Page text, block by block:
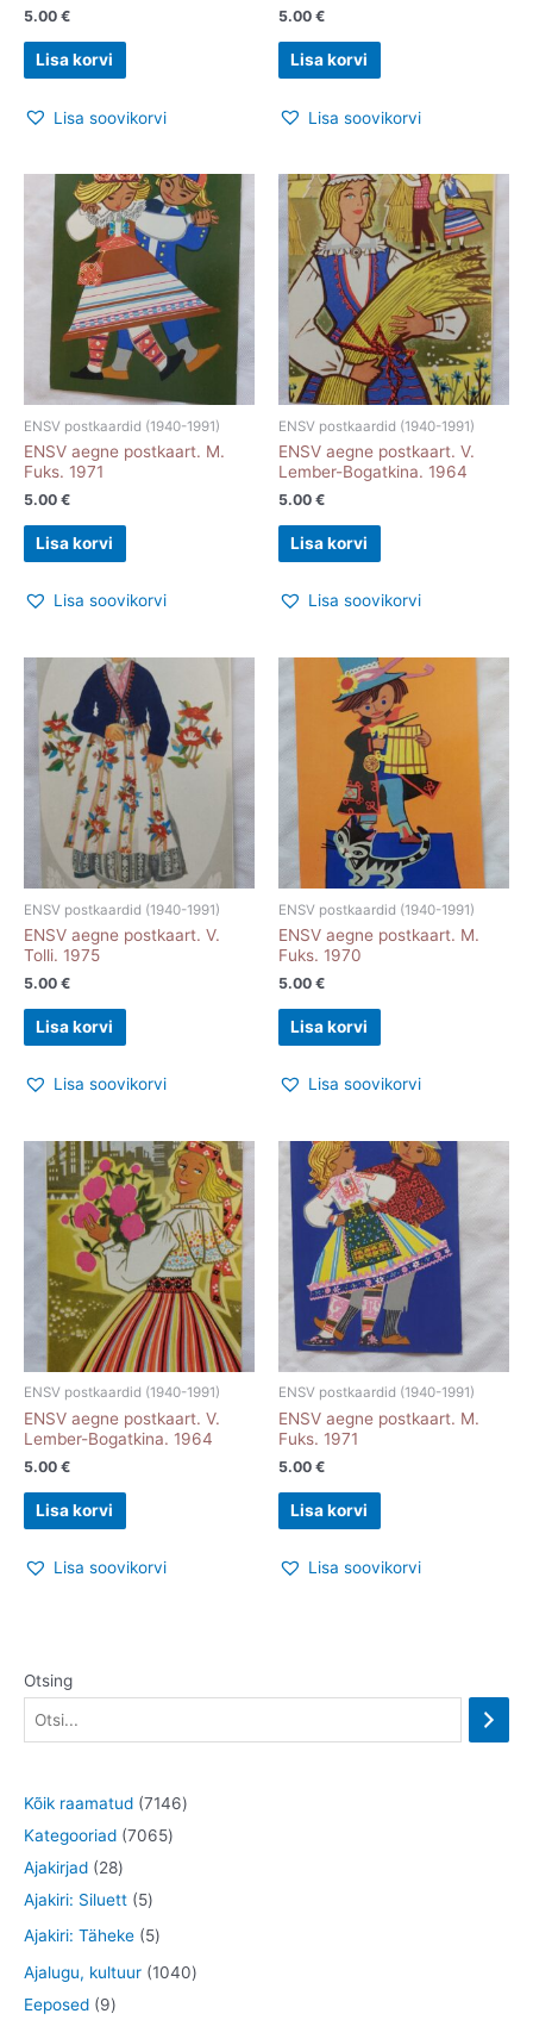
5.00 €
Lisa korvi
Lisa soovikorvi
5.00 €
Lisa korvi
Lisa soovikorvi
ENSV postkaardid (1940-1991)
ENSV aegne postkaart. M.
Fuks. 1971
5.00 €
Lisa korvi
Lisa soovikorvi
ENSV postkaardid (1940-1991)
ENSV aegne postkaart. V.
Lember-Bogatkina. 1964
5.00 €
Lisa korvi
Lisa soovikorvi
ENSV postkaardid (1940-1991)
ENSV aegne postkaart. V.
Tolli. 1975
5.00 €
Lisa korvi
Lisa soovikorvi
ENSV postkaardid (1940-1991)
ENSV aegne postkaart. M.
Fuks. 1970
5.00 €
Lisa korvi
Lisa soovikorvi
ENSV postkaardid (1940-1991)
ENSV aegne postkaart. V.
Lember-Bogatkina. 1964
5.00 €
Lisa korvi
Lisa soovikorvi
ENSV postkaardid (1940-1991)
ENSV aegne postkaart. M.
Fuks. 1971
5.00 €
Lisa korvi
Lisa soovikorvi
Otsing
Kõik raamatud 71467
o
Kategooriad 70657
Ajakirjad 282
8
t
Ajakiri: Siluett 55
t
o
Ajakiri: Täheke 55
t
Ajalugu, kultuur 10401
Eeposed 99